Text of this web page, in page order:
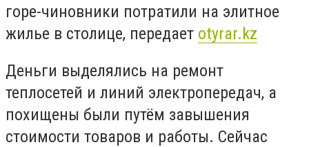
горе-чиновники потратили на элитное
жилье в столице, передает otyrar.kz
Деньги выделялись на ремонт
теплосетей и линий электропередач, а
похищены были путём завышения
стоимости товаров и работы. Сейчас